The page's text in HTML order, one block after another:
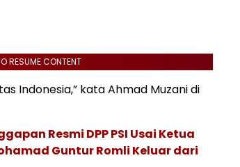
RESUME CONTENT
Indonesia,” kata Ahmad Muzani di
Resmi DPP PSI Usai Ketua
Guntur Romli Keluar dari